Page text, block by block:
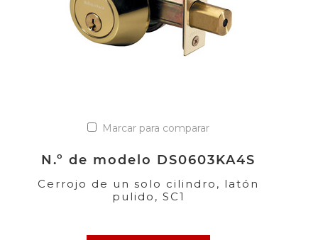
Marcar para comparar
N.º de modelo DS0603KA4S
Cerrojo de un solo cilindro, latón
pulido, SC1